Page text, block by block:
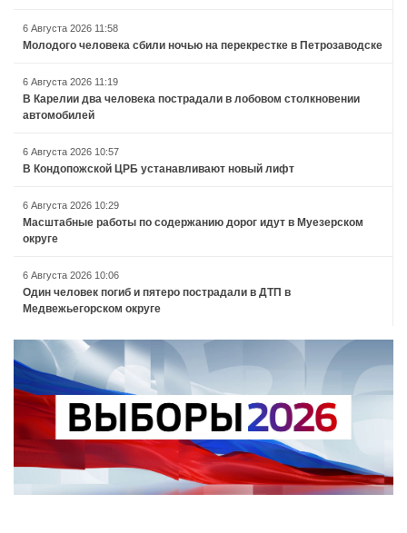
6 Августа 2026 11:58
Молодого человека сбили ночью на перекрестке в Петрозаводске
6 Августа 2026 11:19
В Карелии два человека пострадали в лобовом столкновении
автомобилей
6 Августа 2026 10:57
В Кондопожской ЦРБ устанавливают новый лифт
6 Августа 2026 10:29
Масштабные работы по содержанию дорог идут в Муезерском
округе
6 Августа 2026 10:06
Один человек погиб и пятеро пострадали в ДТП в
Медвежьегорском округе